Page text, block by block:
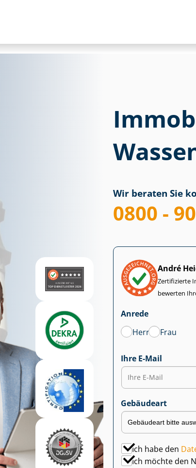
Wir beraten Sie
0800 -
André
Zertifizierte
bewerten
Anrede
Herr
Frau
Ihre E-Mail
Gebäudeart
Ich habe den
Ich möchte den